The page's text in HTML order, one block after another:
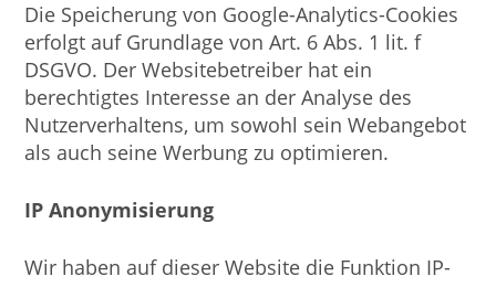
Die Speicherung von Google-Analytics-Cookies
erfolgt auf Grundlage von Art. 6 Abs. 1 lit. f
DSGVO. Der Websitebetreiber hat ein
berechtigtes Interesse an der Analyse des
Nutzerverhaltens, um sowohl sein Webangebot
als auch seine Werbung zu optimieren.
IP Anonymisierung
Wir haben auf dieser Website die Funktion IP-